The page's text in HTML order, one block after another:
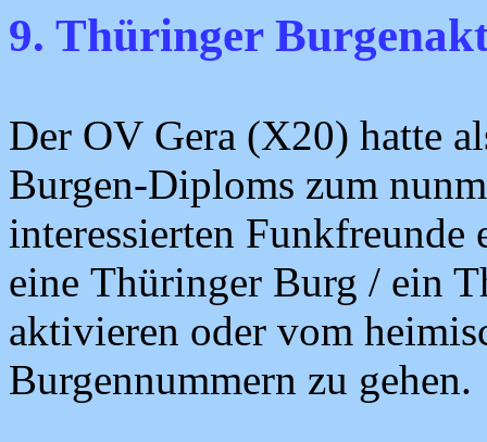
9. Thüringer
Der OV Gera (X20) hatte
Burgen-Diploms zum
interessierten Funkfreunde
eine Thüringer Burg / ein
aktivieren oder vom
Burgennummern zu gehen.